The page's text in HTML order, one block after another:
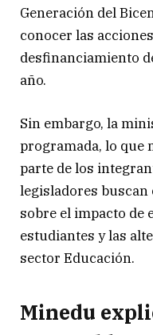
Generación del
conocer las
desfinanciamiento
año.
Sin embargo, la
programada, lo que
parte de los
legisladores
sobre el impacto de
estudiantes y las
sector Educación.
Minedu